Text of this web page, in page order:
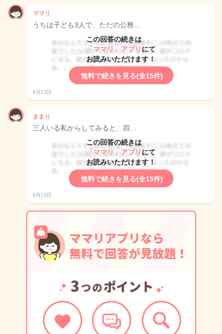
ママリ
うちは子ども3人で、ただの公務…
この回答の続きは
「ママリ」アプリ にて
お読みいただけます！
無料で続きを見る(全15件)
6月13日
ままり
三人いる私からしてみると、四…
この回答の続きは
「ママリ」アプリ にて
お読みいただけます！
無料で続きを見る(全15件)
6月13日